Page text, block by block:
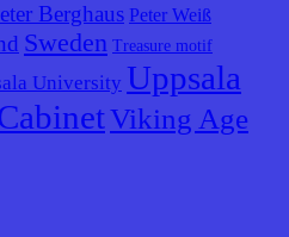
Berghaus Peter Weiß
Sweden Treasure motif
University Uppsala
Viking Age